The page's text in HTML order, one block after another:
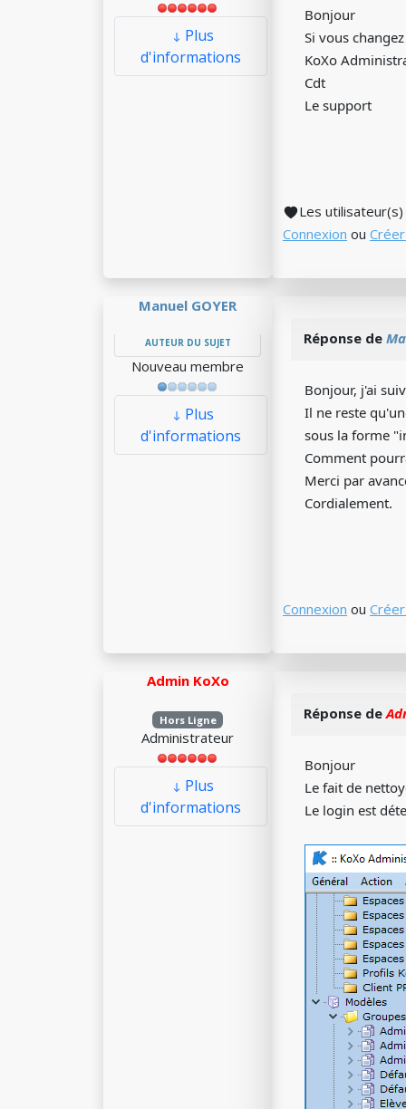
Plus
d'informations
Bonjour
Si vous
KoXo
Cdt
Le support
Les
Connexion ou
Manuel GOYER
AUTEUR DU SUJET
Nouveau membre
Plus
d'informations
Réponse de
Bonjour, j'ai
Il ne reste
sous la forme
Comment
Merci par
Cordialement.
Connexion ou
Admin KoXo
Hors Ligne
Administrateur
Plus
d'informations
Réponse de
Bonjour
Le fait de
Le login est